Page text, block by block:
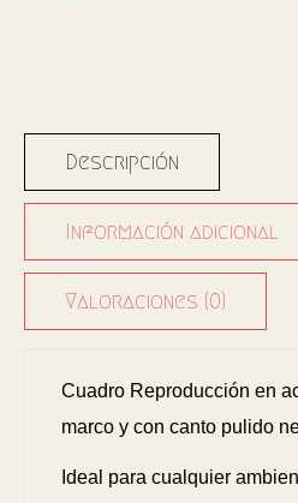
Descripción
Información adicional
Valoraciones (0)
Cuadro Reproducción en
marco y con canto pulido
Ideal para cualquier